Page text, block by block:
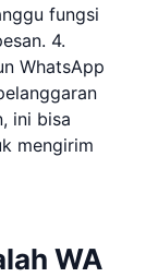
fungsi
4.
WhatsApp
ini bisa
mengirim
WA